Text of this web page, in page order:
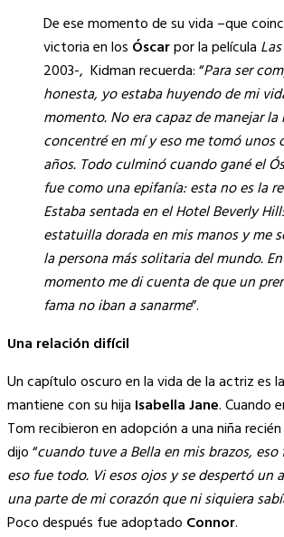
De ese momento de su vida –que
victoria en los Óscarpor la película
2003-, Kidman recuerda: “Para ser
honesta, yo estaba huyendo de mi
momento. No era capaz de manejar la
concentré en mí y eso me tomó unos
años. Todo culminó cuando gané el
fue como una epifanía: esta no es la
Estaba sentada en el Hotel Beverly
estatuilla dorada en mis manos y me
la persona más solitaria del mundo.
momento me di cuenta de que un
fama no iban a sanarme”.
Una relación difícil
Un capítulo oscuro en la vida de la actriz es
mantiene con su hija Isabella Jane. Cuando
Tom recibieron en adopción a una niña
dijo “cuando tuve a Bella en mis brazos, eso
eso fue todo. Vi esos ojos y se despertó un
una parte de mi corazón que ni siquiera
Poco después fue adoptado Connor.